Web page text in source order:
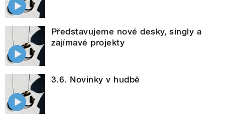
Představujeme nové desky, singly a
zajímavé projekty
3.6. Novinky v hudbě